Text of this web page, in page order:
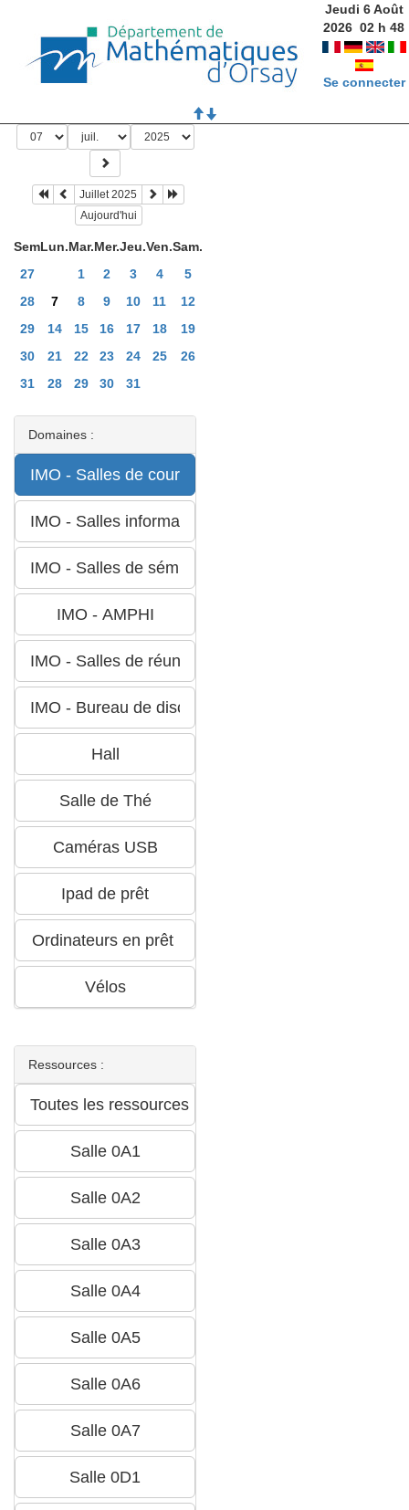
Jeudi 6 Août
2026 02 h48
Se connecter
Juillet 2025
Aujourd'hui
SemLun.Mar.Mer.Jeu.Ven.Sam.
27
1 2 3 4
5
28
7 8 9 10 11
12
29
14 15 16 17 18
19
30
21 22 23 24 25
26
31
28 29 30 31
Domaines :
Ressources :